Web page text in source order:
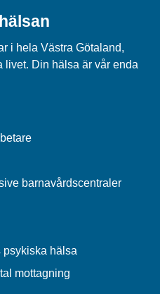
i hela Västra Götaland,
livet. Din hälsa är vår enda
barnavårdscentraler
psykiska hälsa
mottagning